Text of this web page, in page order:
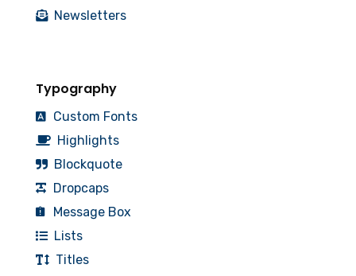
Newsletters
Typography
Custom Fonts
Highlights
Blockquote
Dropcaps
Message Box
Lists
Titles